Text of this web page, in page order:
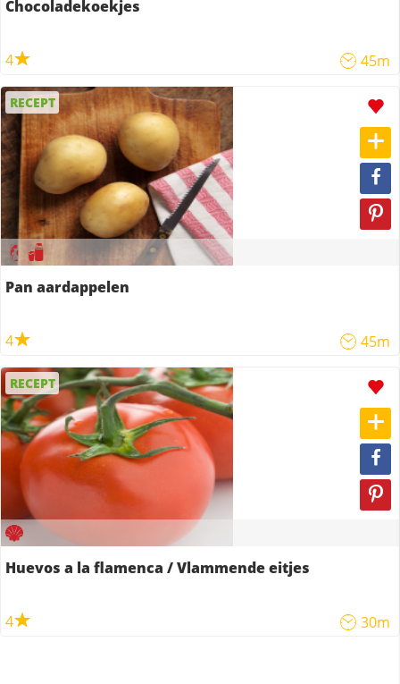
Chocoladekoekjes
4 45m
RECEPT
Pan aardappelen
4 45m
RECEPT
Huevos a la flamenca / Vlammende eitjes
4 30m